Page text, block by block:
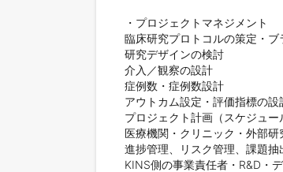
・プロジェクトマネジメント
臨床研究プロトコルの策定・ブ
研究デザインの検討
介入／観察の設計
症例数・症例数設計
アウトカム設定・評価指標の設
プロジェクト計画（スケジュ
医療機関・クリニック・外部
進捗管理、リスク管理、課題
KINS側の事業責任者・R&D・